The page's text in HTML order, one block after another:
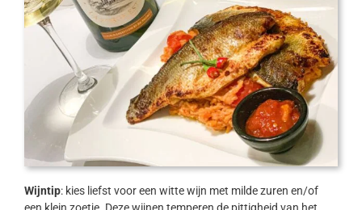
Wijntip: kies liefst voor een witte wijn met milde zuren en/of
een klein zoetje. Deze wijnen temperen de pittigheid van het